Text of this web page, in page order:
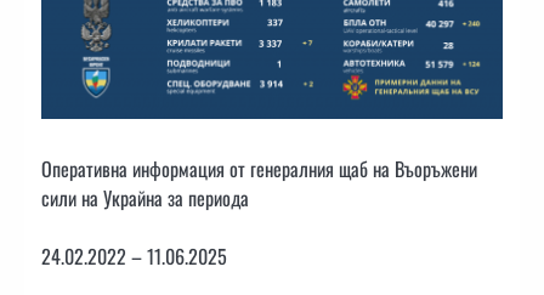
Оперативна информация от генералния щаб на Въоръжени
сили на Украйна за периода
24.02.2022 – 11.06.2025